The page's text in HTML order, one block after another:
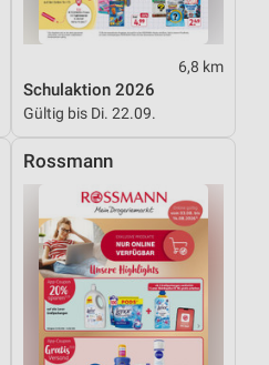
6,8 km
Schulaktion 2026
Gültig bis Di. 22.09.
Rossmann